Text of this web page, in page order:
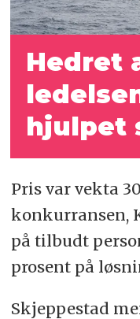
Hedret
hjulpet
Pris var vekta
konkurransen,
på tilbudt
prosent på
Skjeppestad